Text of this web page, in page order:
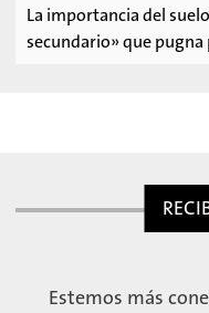
La importancia del
secundario» que
Estemos más